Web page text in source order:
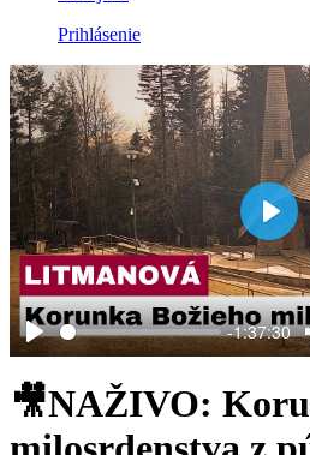
Prihlásenie
Play
-1:37:30
Play
🎥NAŽIVO: